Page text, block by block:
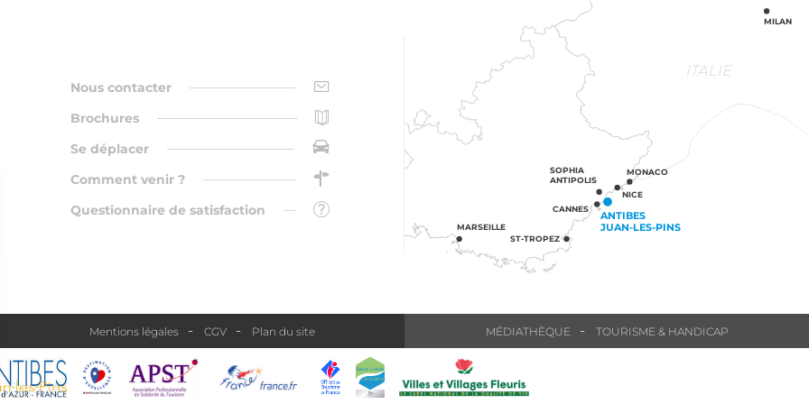
Nous contacter
Brochures
Se déplacer
Comment venir ?
Questionnaire de satisfaction
ITALIE
ST-TROPEZ
MARSEILLE
CANNES ANTIBES
JUAN-LES-PINS
SOPHIA
ANTIPOLIS
NICE
MONACO
MILAN
Mentions légales CGV Plan du site MÉDIATHÈQUE TOURISME & HANDICAP